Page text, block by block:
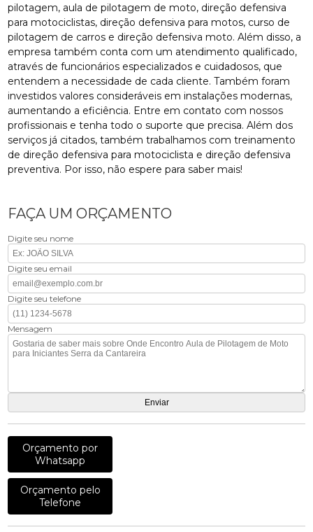
pilotagem, aula de pilotagem de moto, direção defensiva
para motociclistas, direção defensiva para motos, curso de
pilotagem de carros e direção defensiva moto. Além disso, a
empresa também conta com um atendimento qualificado,
através de funcionários especializados e cuidadosos, que
entendem a necessidade de cada cliente. Também foram
investidos valores consideráveis em instalações modernas,
aumentando a eficiência. Entre em contato com nossos
profissionais e tenha todo o suporte que precisa. Além dos
serviços já citados, também trabalhamos com treinamento
de direção defensiva para motociclista e direção defensiva
preventiva. Por isso, não espere para saber mais!
FAÇA UM ORÇAMENTO
Digite seu nome
Digite seu email
Digite seu telefone
Mensagem
Orçamento por
Whatsapp
Orçamento pelo
Telefone